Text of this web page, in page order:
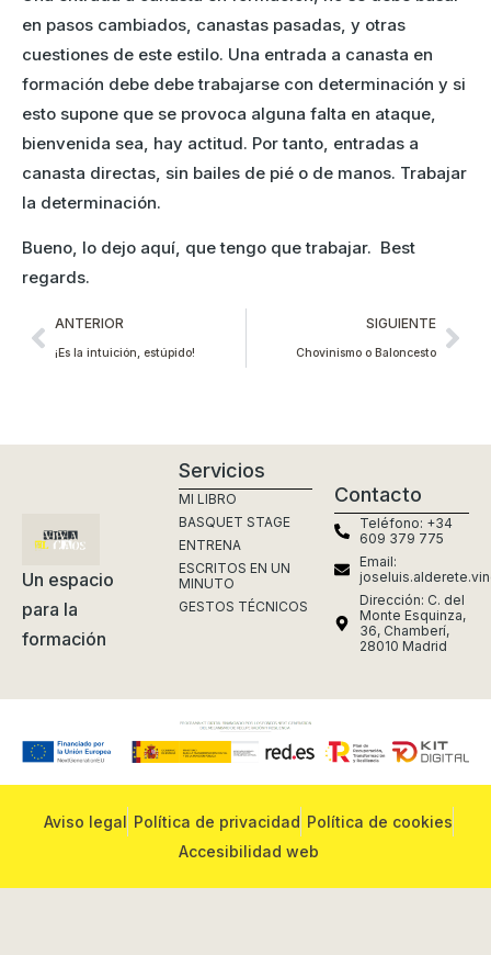
en pasos cambiados, canastas pasadas, y otras
cuestiones de este estilo. Una entrada a canasta en
formación debe debe trabajarse con determinación y si
esto supone que se provoca alguna falta en ataque,
bienvenida sea, hay actitud. Por tanto, entradas a
canasta directas, sin bailes de pié o de manos. Trabajar
la determinación.
Bueno, lo dejo aquí, que tengo que trabajar. Best
regards.
ANTERIOR
¡Es la intuición, estúpido!
SIGUIENTE
Chovinismo o Baloncesto
Un espacio
para la
formación
Servicios
MI LIBRO
BASQUET STAGE
ENTRENA
ESCRITOS EN UN
MINUTO
GESTOS TÉCNICOS
Contacto
Teléfono: +34
609 379 775
Email:
Dirección: C. del
Monte Esquinza,
36, Chamberí,
28010 Madrid
Aviso legal Política de privacidad Política de cookies
Accesibilidad web